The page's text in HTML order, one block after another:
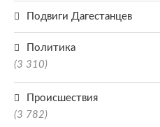
Подвиги Дагестанцев
Политика
(3 310)
Происшествия
(3 782)